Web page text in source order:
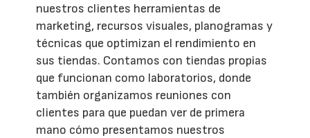
nuestros clientes herramientas de
marketing, recursos visuales, planogramas y
técnicas que optimizan el rendimiento en
sus tiendas. Contamos con tiendas propias
que funcionan como laboratorios, donde
también organizamos reuniones con
clientes para que puedan ver de primera
mano cómo presentamos nuestros